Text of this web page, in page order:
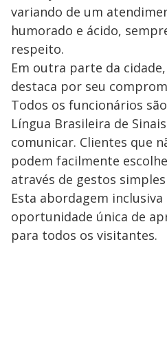
variando de um
humorado e ácido,
respeito.
Em outra parte da
destaca por seu
Todos os funcionários
Língua Brasileira de
comunicar. Clientes que
podem facilmente
através de gestos
Esta abordagem
oportunidade única de
para todos os visitantes.